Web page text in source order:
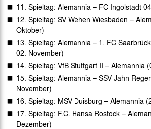
11. Spieltag: Alemannia – FC Ingolstadt
12. Spieltag: SV Wehen Wiesbaden –
Oktober)
13. Spieltag: Alemannia – 1. FC
02. November)
14. Spieltag: VfB Stuttgart II – Alemannia
15. Spieltag: Alemannia – SSV Jahn
November)
16. Spieltag: MSV Duisburg – Alemannia
17. Spieltag: F.C. Hansa Rostock –
Dezember)